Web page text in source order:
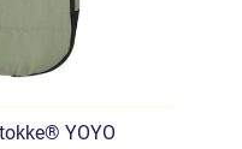
YOYO